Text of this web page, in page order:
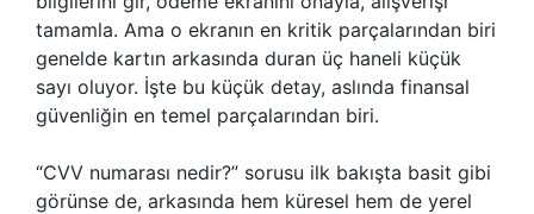
tamamla. Ama o ekranın en kritik parçalarından biri
genelde kartın arkasında duran üç haneli küçük
sayı oluyor. İşte bu küçük detay, aslında finansal
güvenliğin en temel parçalarından biri.
“CVV numarası nedir?” sorusu ilk bakışta basit gibi
görünse de, arkasında hem küresel hem de yerel